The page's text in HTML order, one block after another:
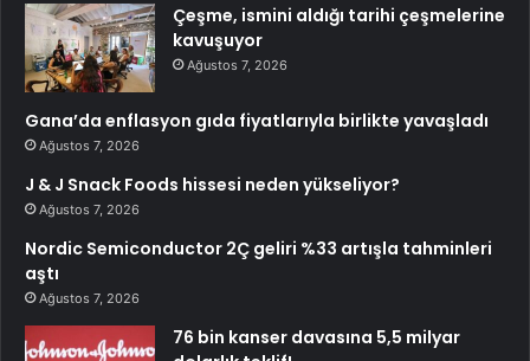
Çeşme, ismini aldığı tarihi çeşmelerine
kavuşuyor
Ağustos 7, 2026
Gana’da enflasyon gıda fiyatlarıyla birlikte yavaşladı
Ağustos 7, 2026
J & J Snack Foods hissesi neden yükseliyor?
Ağustos 7, 2026
Nordic Semiconductor 2Ç geliri %33 artışla tahminleri
aştı
Ağustos 7, 2026
76 bin kanser davasına 5,5 milyar